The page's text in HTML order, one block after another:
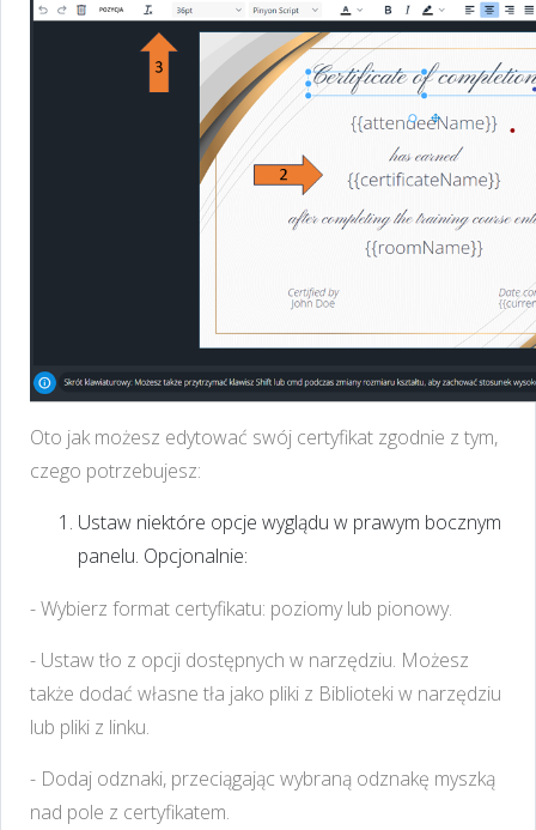
Oto jak możesz edytować swój certyfikat zgodnie z tym,
czego potrzebujesz:
Ustaw niektóre opcje wyglądu w prawym bocznym
panelu. Opcjonalnie:
- Wybierz format certyfikatu: poziomy lub pionowy.
- Ustaw tło z opcji dostępnych w narzędziu. Możesz
także dodać własne tła jako pliki z Biblioteki w narzędziu
lub pliki z linku.
- Dodaj odznaki, przeciągając wybraną odznakę myszką
nad pole z certyfikatem.